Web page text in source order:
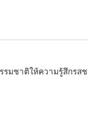
รมชาติให้ความรู้สึกรส